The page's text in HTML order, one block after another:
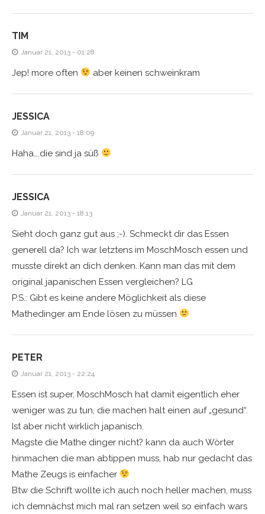
TIM
Januar 21, 2013 - 01:28
Jep! more often aber keinen schweinkram
JESSICA
Januar 21, 2013 - 18:09
Haha….die sind ja süß
JESSICA
Januar 21, 2013 - 18:13
Sieht doch ganz gut aus ;-). Schmeckt dir das Essen
generell da? Ich war letztens im MoschMosch essen und
musste direkt an dich denken. Kann man das mit dem
original japanischen Essen vergleichen? LG
P.S.: Gibt es keine andere Möglichkeit als diese
Mathedinger am Ende lösen zu müssen
PETER
Januar 21, 2013 - 22:24
Essen ist super, MoschMosch hat damit eigentlich eher
weniger was zu tun, die machen halt einen auf „gesund“.
Ist aber nicht wirklich japanisch.
Magste die Mathe dinger nicht? kann da auch Wörter
hinmachen die man abtippen muss, hab nur gedacht das
Mathe Zeugs is einfacher
Btw die Schrift wollte ich auch noch heller machen, muss
ich demnächst mich mal ran setzen weil so einfach wars